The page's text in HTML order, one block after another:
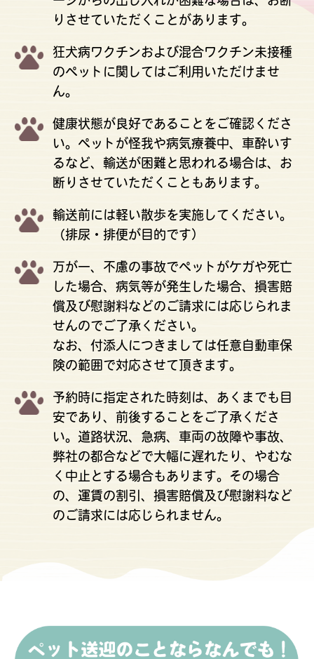
りさせていただくことがあります。
狂犬病ワクチンおよび混合ワクチン未接種
のペットに関してはご利用いただけませ
ん。
健康状態が良好であることをご確認くださ
い。ペットが怪我や病気療養中、車酔いす
るなど、輸送が困難と思われる場合は、お
断りさせていただくこともあります。
輸送前には軽い散歩を実施してください。
（排尿・排便が目的です）
万が一、不慮の事故でペットがケガや死亡
した場合、病気等が発生した場合、損害賠
償及び慰謝料などのご請求には応じられま
せんのでご了承ください。
なお、付添人につきましては任意自動車保
険の範囲で対応させて頂きます。
予約時に指定された時刻は、あくまでも目
安であり、前後することをご了承くださ
い。道路状況、急病、車両の故障や事故、
弊社の都合などで大幅に遅れたり、やむな
く中止とする場合もあります。その場合
の、運賃の割引、損害賠償及び慰謝料など
のご請求には応じられません。